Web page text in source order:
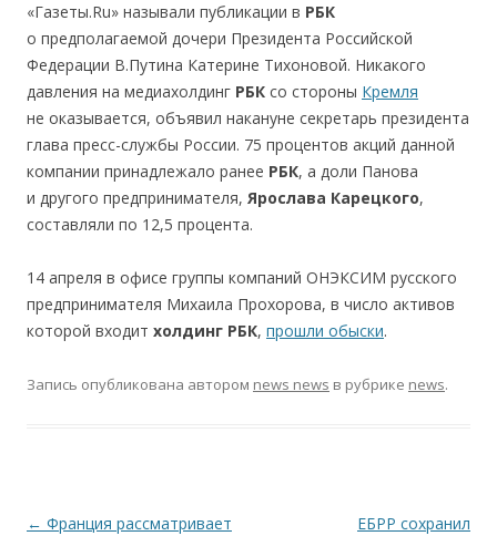
«Газеты.Ru» называли публикации в РБК
о предполагаемой дочери Президента Российской
Федерации В.Путина Катерине Тихоновой. Никакого
давления на медиахолдинг РБК со стороны Кремля
не оказывается, объявил накануне секретарь президента
глава пресс-службы России. 75 процентов акций данной
компании принадлежало ранее РБК, а доли Панова
и другого предпринимателя, Ярослава Карецкого,
составляли по 12,5 процента.
14 апреля в офисе группы компаний ОНЭКСИМ русского
предпринимателя Михаила Прохорова, в число активов
которой входит холдинг РБК, прошли обыски.
Запись опубликована автором news news в рубрике news.
Навигация по записям
← Франция рассматривает
ЕБРР сохранил